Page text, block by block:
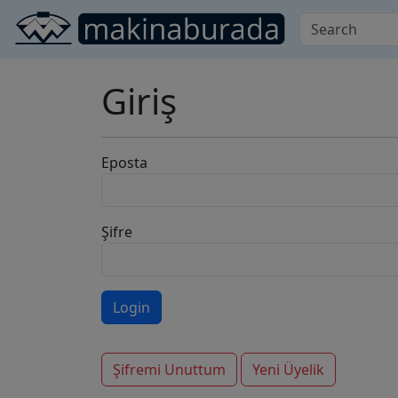
Giriş
Eposta
Şifre
Şifremi Unuttum Yeni Üyelik